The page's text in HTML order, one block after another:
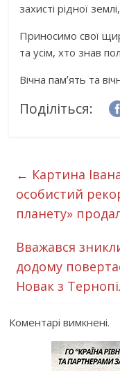
захисті рідної
Приносимо свої
та усім, хто знав
Вічна памʼять та
Поділіться:
← Картина
особистий
планету»
Вважався
додому
Новак з
Коментарі вимкнені.